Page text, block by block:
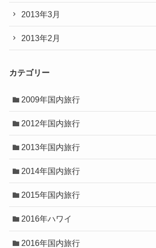
2013年3月
2013年2月
カテゴリー
2009年国内旅行
2012年国内旅行
2013年国内旅行
2014年国内旅行
2015年国内旅行
2016年ハワイ
2016年国内旅行